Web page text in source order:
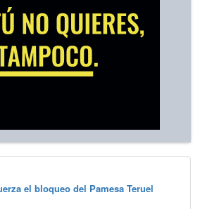
el bloqueo del Pamesa Teruel